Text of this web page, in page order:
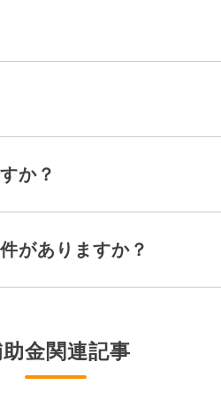
か？
がありますか？
金関連記事